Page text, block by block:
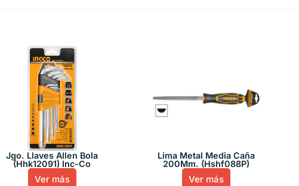
Jgo. Llaves Allen Bola
(Hhk12091) Inc-Co
Ver más
Lima Metal Media Caña
200Mm. (Hshf088P)
Ver más